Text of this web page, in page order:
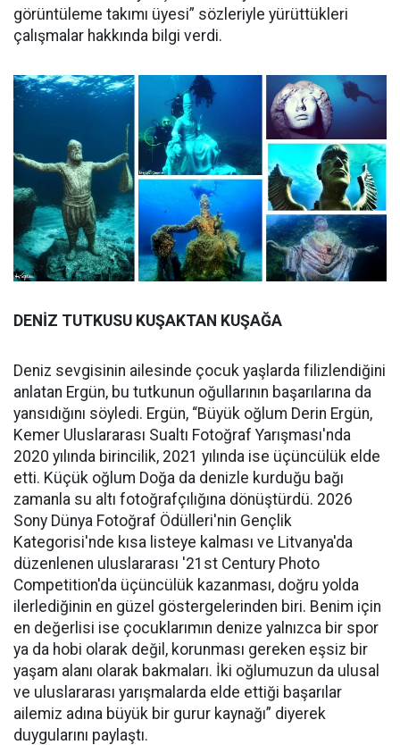
görüntüleme takımı üyesi” sözleriyle yürüttükleri
çalışmalar hakkında bilgi verdi.
DENİZ TUTKUSU KUŞAKTAN KUŞAĞA
Deniz sevgisinin ailesinde çocuk yaşlarda filizlendiğini
anlatan Ergün, bu tutkunun oğullarının başarılarına da
yansıdığını söyledi. Ergün, “Büyük oğlum Derin Ergün,
Kemer Uluslararası Sualtı Fotoğraf Yarışması'nda
2020 yılında birincilik, 2021 yılında ise üçüncülük elde
etti. Küçük oğlum Doğa da denizle kurduğu bağı
zamanla su altı fotoğrafçılığına dönüştürdü. 2026
Sony Dünya Fotoğraf Ödülleri'nin Gençlik
Kategorisi'nde kısa listeye kalması ve Litvanya'da
düzenlenen uluslararası '21st Century Photo
Competition'da üçüncülük kazanması, doğru yolda
ilerlediğinin en güzel göstergelerinden biri. Benim için
en değerlisi ise çocuklarımın denize yalnızca bir spor
ya da hobi olarak değil, korunması gereken eşsiz bir
yaşam alanı olarak bakmaları. İki oğlumuzun da ulusal
ve uluslararası yarışmalarda elde ettiği başarılar
ailemiz adına büyük bir gurur kaynağı” diyerek
duygularını paylaştı.